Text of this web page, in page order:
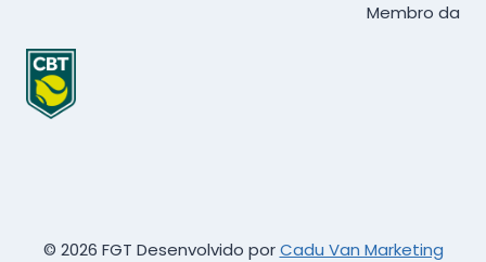
Membro da
© 2026 FGT Desenvolvido porCadu Van Marketing